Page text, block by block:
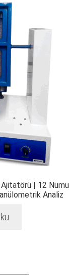
| 12
Analiz